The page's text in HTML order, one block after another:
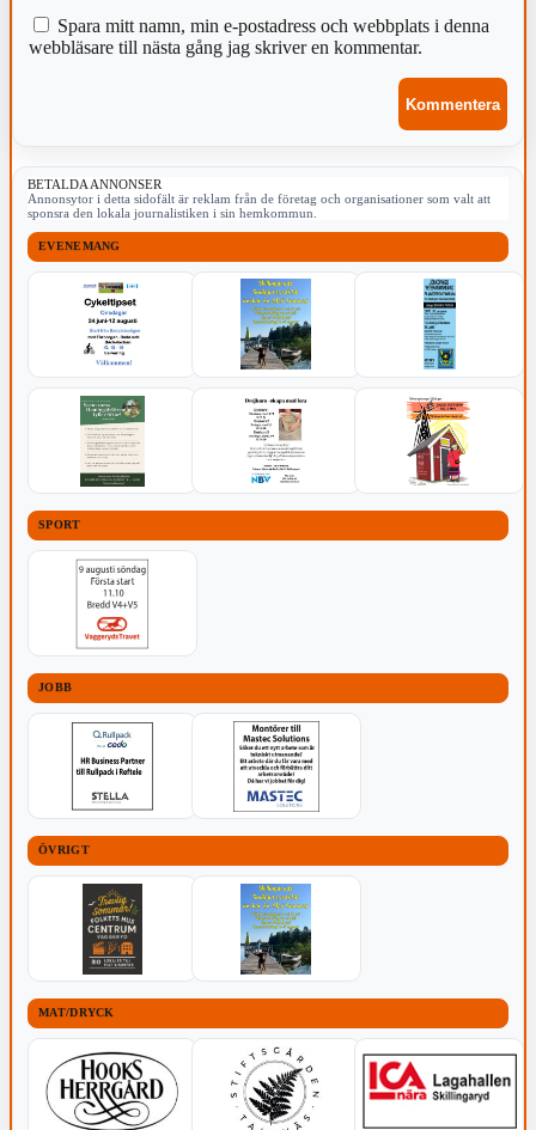
Spara mitt namn, min e-postadress och webbplats i denna
webbläsare till nästa gång jag skriver en kommentar.
BETALDA ANNONSER
Annonsytor i detta sidofält är reklam från de företag och organisationer som valt att
sponsra den lokala journalistiken i sin hemkommun.
EVENEMANG
SPORT
JOBB
ÖVRIGT
MAT/DRYCK